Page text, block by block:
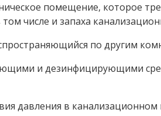
помещение, которое
числе и запаха
по другим
и дезинфицирующими
давления в